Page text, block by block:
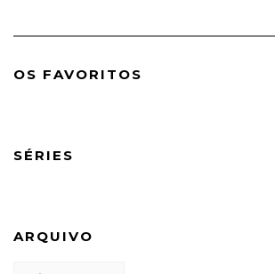
OS FAVORITOS
SÉRIES
ARQUIVO